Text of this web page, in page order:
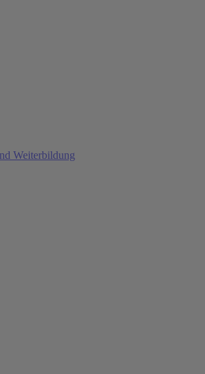
Weiterbildung